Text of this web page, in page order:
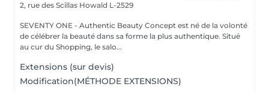
2, rue des Scillas Howald L-2529
SEVENTY ONE - Authentic Beauty Concept est né de la volonté
de célébrer la beauté dans sa forme la plus authentique. Situé
au cur du Shopping, le salo...
Extensions (sur devis)
Modification(MÉTHODE EXTENSIONS)